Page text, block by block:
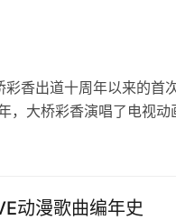
香出道十周年以来的首
，大桥彩香演唱了电视
动漫歌曲编年史